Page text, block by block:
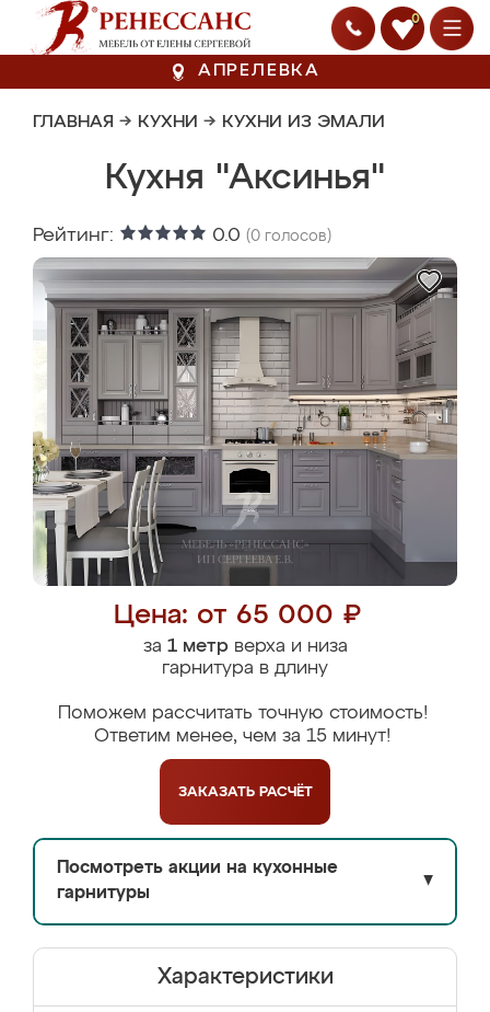
0
АПРЕЛЕВКА
ГЛАВНАЯ → КУХНИ → КУХНИ ИЗ ЭМАЛИ
Кухня "Аксинья"
Рейтинг: 0.0 (0 голосов)
Цена: от 65 000 ₽
за 1 метрверха и низа
гарнитура в длину
Поможем рассчитать точную стоимость!
Ответим менее, чем за 15 минут!
ЗАКАЗАТЬ РАСЧЁТ
Посмотреть акции на кухонные
гарнитуры
▼
Характеристики